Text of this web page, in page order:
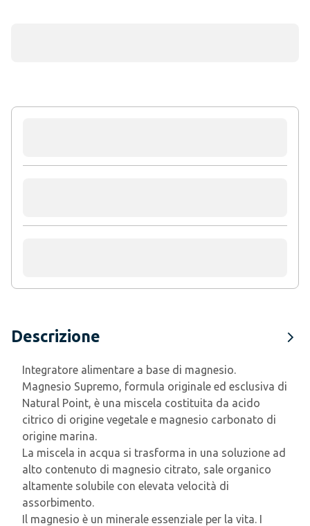
Descrizione
Integratore alimentare a base di magnesio.
Magnesio Supremo, formula originale ed esclusiva di
Natural Point, è una miscela costituita da acido
citrico di origine vegetale e magnesio carbonato di
origine marina.
La miscela in acqua si trasforma in una soluzione ad
alto contenuto di magnesio citrato, sale organico
altamente solubile con elevata velocità di
assorbimento.
Il magnesio è un minerale essenziale per la vita. I